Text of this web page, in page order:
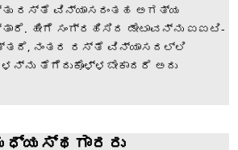
ರಸ್ತೆ ವಿನ್ಯಾಸದಂತಹ ಅಗತ್ಯ
ಹೀಗೆ ಸಂಗ್ರಹಿಸಿದ ಡೇಟಾವನ್ನು ಐಐಟಿ-
ನಂತರ ರಸ್ತೆ ವಿನ್ಯಾಸದಲ್ಲಿ
ತೆಗೆದುಕೊಳ್ಳಬೇಕಾದರೆ ಅದು